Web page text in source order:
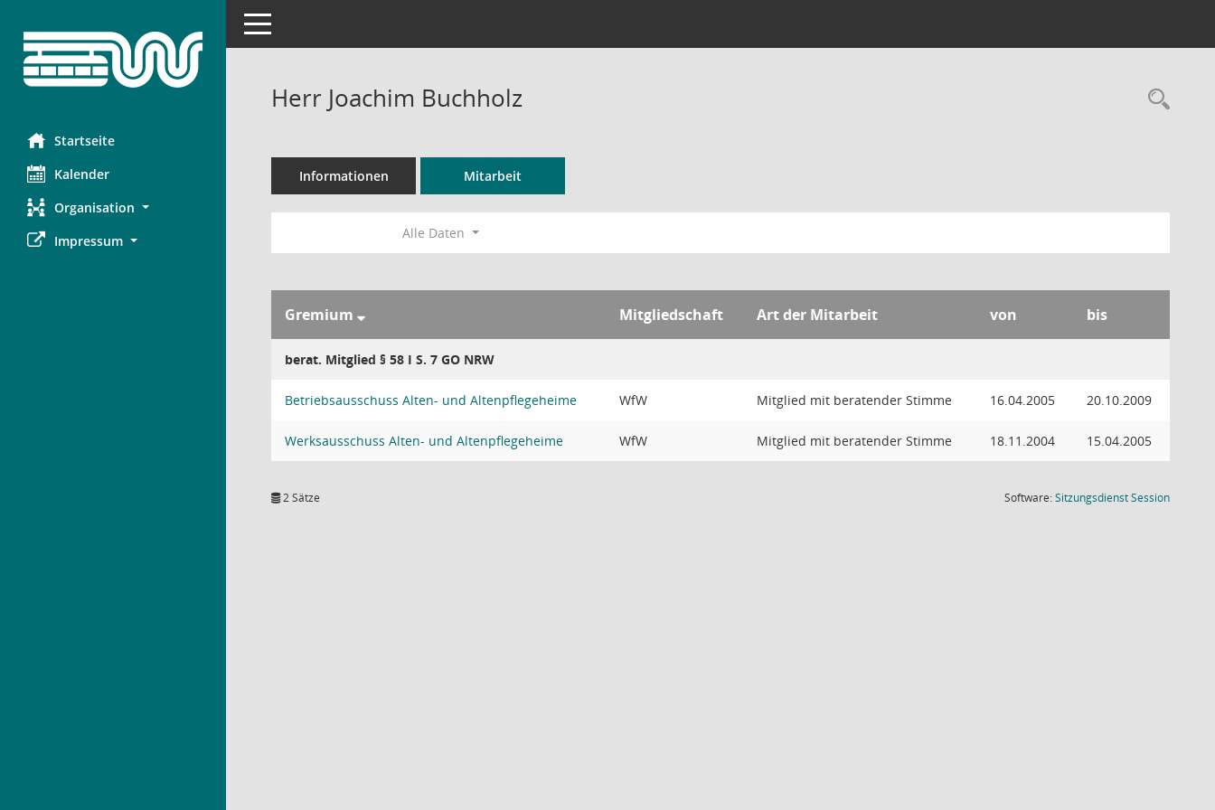
Startseite
Kalender
Organisation
Impressum
Toggle navigation
Herr Joachim Buchholz
Informationen Mitarbeit
Alle Daten
Gremium Mitgliedschaft Art der Mitarbeit von bis
berat. Mitglied § 58 I S. 7 GO NRW
Betriebsausschuss Alten- und Altenpflegeheime WfW Mitglied mit beratender Stimme 16.04.2005 20.10.2009
Werksausschuss Alten- und Altenpflegeheime WfW Mitglied mit beratender Stimme 18.11.2004 15.04.2005
2 Sätze Software:SitzungsdienstSession(Wird in